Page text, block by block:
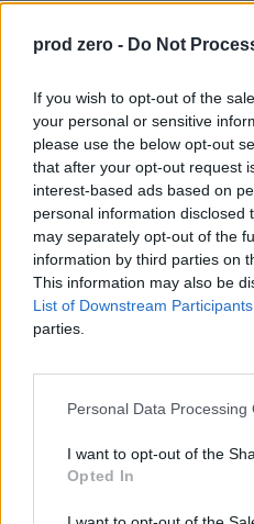
prod zero - Do Not
If you wish to opt-out of the
your personal or sensitive
please use the below opt-out
that after your opt-out request
interest-based ads based on
personal information disclosed
may separately opt-out of the
information by third parties on
This information may also be
List of Downstream Participants
parties.
Personal Data Processing
I want to opt-out of the
Opted In
spółce, ale gdy dopytywaliśmy,
Po publikacji artykułu zaczęły
wreszcie opłaca faktury.
Jagna Gołębiewska.
Robert Lewandowski
wszystkie zobowiązania
Jagna Gołębiewska,
Lewandowskiego
Reklama